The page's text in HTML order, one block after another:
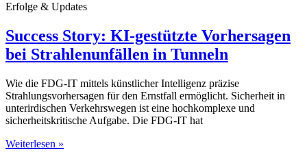
Erfolge & Updates
Success Story: KI-gestützte Vorhersagen
bei Strahlenunfällen in Tunneln
Wie die FDG-IT mittels künstlicher Intelligenz präzise
Strahlungsvorhersagen für den Ernstfall ermöglicht. Sicherheit in
unterirdischen Verkehrswegen ist eine hochkomplexe und
sicherheitskritische Aufgabe. Die FDG-IT hat
Weiterlesen »